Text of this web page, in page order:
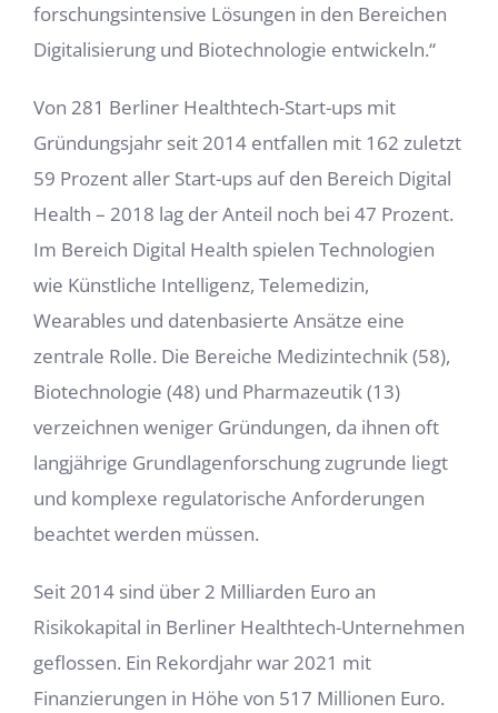
forschungsintensive Lösungen in den Bereichen
Digitalisierung und Biotechnologie entwickeln.“
Von 281 Berliner Healthtech-Start-ups mit
Gründungsjahr seit 2014 entfallen mit 162 zuletzt
59 Prozent aller Start-ups auf den Bereich Digital
Health – 2018 lag der Anteil noch bei 47 Prozent.
Im Bereich Digital Health spielen Technologien
wie Künstliche Intelligenz, Telemedizin,
Wearables und datenbasierte Ansätze eine
zentrale Rolle. Die Bereiche Medizintechnik (58),
Biotechnologie (48) und Pharmazeutik (13)
verzeichnen weniger Gründungen, da ihnen oft
langjährige Grundlagenforschung zugrunde liegt
und komplexe regulatorische Anforderungen
beachtet werden müssen.
Seit 2014 sind über 2 Milliarden Euro an
Risikokapital in Berliner Healthtech-Unternehmen
geflossen. Ein Rekordjahr war 2021 mit
Finanzierungen in Höhe von 517 Millionen Euro.